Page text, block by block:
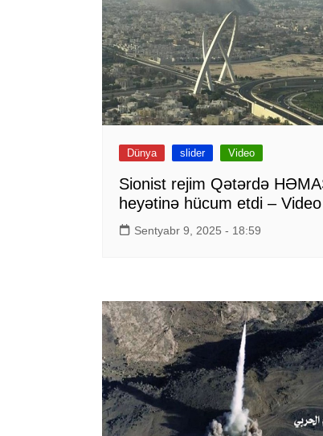
Dünya slider Video
Sionist rejim Qətərdə
heyətinə hücum etdi – Video
Sentyabr 9, 2025 - 18:59